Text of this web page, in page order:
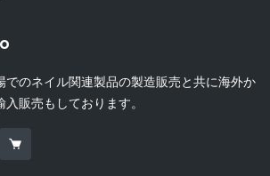
でのネイル関連製品の製造販売と共に海外か
販売もしております。